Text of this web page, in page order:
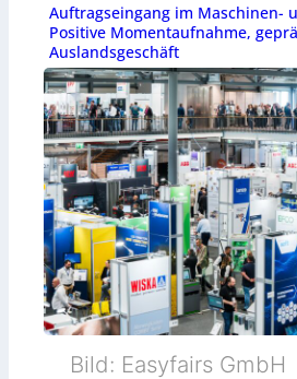
Auftragseingang im Maschinen-
Positive Momentaufnahme,
Auslandsgeschäft
Bild: Easyfairs GmbH